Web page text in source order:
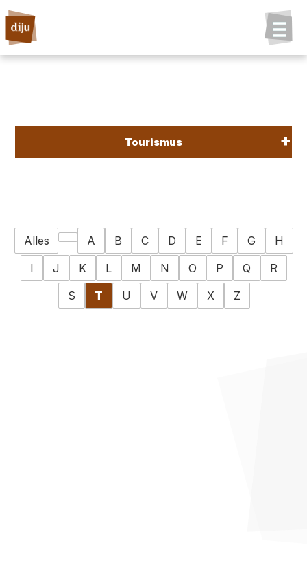
Tourismus
Alles A B C D E F G
H
I
J K L M N O P Q
R
S
T U V W X Z